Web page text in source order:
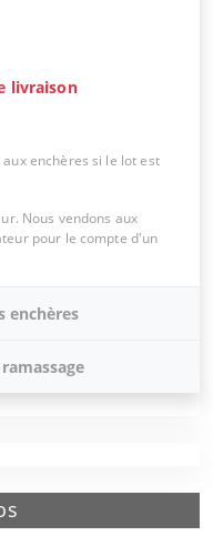
livraison
enchères si le lot est
Nous vendons aux
pour le compte d'un
enchères